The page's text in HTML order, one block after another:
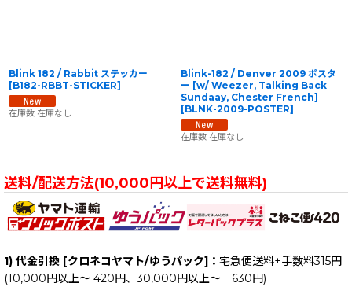
Blink 182 / Rabbit ステッカー
[B182-RBBT-STICKER]
在庫数 在庫なし
Blink-182 / Denver 2009 ポスタ
ー [w/ Weezer, Talking Back
Sundaay, Chester French]
[BLNK-2009-POSTER]
在庫数 在庫なし
送料/配送方法(10,000円以上で送料無料)
1) 代金引換 [クロネコヤマト/ゆうパック]： 宅急便送料+手数料315円
(10,000円以上～ 420円、30,000円以上～ 630円)